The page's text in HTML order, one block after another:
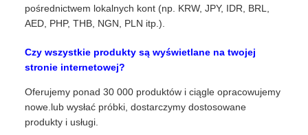
pośrednictwem lokalnych kont (np. KRW, JPY, IDR, BRL,
AED, PHP, THB, NGN, PLN itp.).
Czy wszystkie produkty są wyświetlane na twojej
stronie internetowej?
Oferujemy ponad 30 000 produktów i ciągle opracowujemy
nowe.lub wysłać próbki, dostarczymy dostosowane
produkty i usługi.